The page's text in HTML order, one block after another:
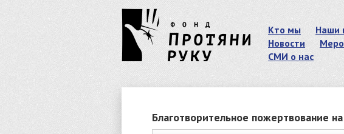
Кто мы Наши
Новости
СМИ о нас
Благотворительное пожертвование